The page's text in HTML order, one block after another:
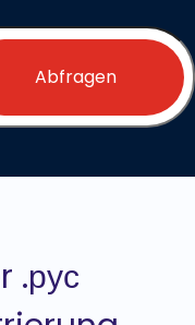
Abfragen
.рус